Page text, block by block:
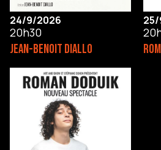
24/9/2026
20h30
JEAN-BENOIT DIALLO